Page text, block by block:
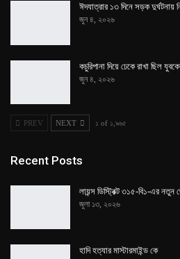
ঈদযাত্রার ১৩ দিনে সড়ক দুর্ঘটনায়
জুন ৪, ২০২৬
কচুরিপানা দিয়ে ঢেকে রাখা ছিল
জুন ৪, ২০২৬
PREV NEXT ১ of ১,৯৬৫
Recent Posts
লায়ন্স ডিস্ট্রিক্ট ৩১৫-বি১-এর নতুন
জুলা ১৩, ২০২৬
হাদি হত্যার মাস্টারমাইন্ড কে